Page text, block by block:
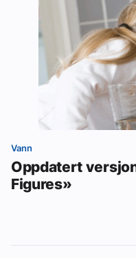
Vann
Oppdatert
Figures»